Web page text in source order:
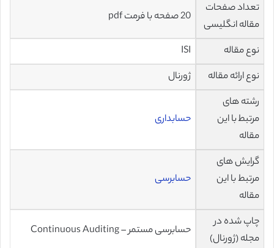
تعداد صفحات
مقاله انگلیسی
20 صفحه با فرمت pdf
نوع مقاله
ISI
نوع ارائه مقاله
ژورنال
رشته های
مرتبط با این
مقاله
حسابداری
گرایش های
مرتبط با این
مقاله
حسابرسی
چاپ شده در
مجله (ژورنال)
حسابرسی مستمر – Continuous Auditing